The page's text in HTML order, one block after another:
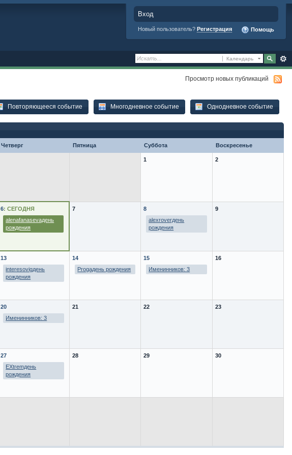
Вход
Новый пользователь? Регистрация Помощь
Календарь
Просмотр новых публикаций
Однодневное событие
Многодневное событие
Повторяющееся событие
Четверг Пятница Суббота Воскресенье
1 2
6: СЕГОДНЯ
alenafanasevaдень
рождения
7
8
alexroverдень
рождения
9
13
interesovigдень
рождения
14
Progaдень рождения
15
Именинников: 3
16
20
Именинников: 3
21 22 23
27
EXtremдень
рождения
28 29 30